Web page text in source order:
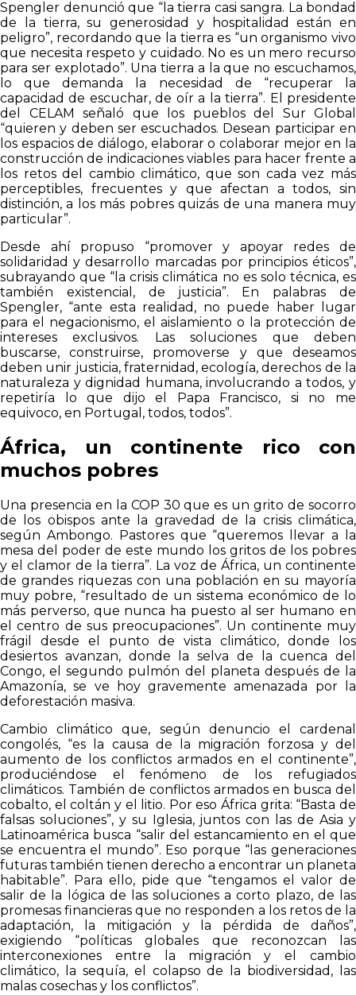
Spengler denunció que “la tierra casi sangra. La bondad
de la tierra, su generosidad y hospitalidad están en
peligro”, recordando que la tierra es “un organismo vivo
que necesita respeto y cuidado. No es un mero recurso
para ser explotado”. Una tierra a la que no escuchamos,
lo que demanda la necesidad de “recuperar la
capacidad de escuchar, de oír a la tierra”. El presidente
del CELAM señaló que los pueblos del Sur Global
“quieren y deben ser escuchados. Desean participar en
los espacios de diálogo, elaborar o colaborar mejor en la
construcción de indicaciones viables para hacer frente a
los retos del cambio climático, que son cada vez más
perceptibles, frecuentes y que afectan a todos, sin
distinción, a los más pobres quizás de una manera muy
particular”.
Desde ahí propuso “promover y apoyar redes de
solidaridad y desarrollo marcadas por principios éticos”,
subrayando que “la crisis climática no es solo técnica, es
también existencial, de justicia”. En palabras de
Spengler, “ante esta realidad, no puede haber lugar
para el negacionismo, el aislamiento o la protección de
intereses exclusivos. Las soluciones que deben
buscarse, construirse, promoverse y que deseamos
deben unir justicia, fraternidad, ecología, derechos de la
naturaleza y dignidad humana, involucrando a todos, y
repetiría lo que dijo el Papa Francisco, si no me
equivoco, en Portugal, todos, todos”.
África, un continente rico con
muchos pobres
Una presencia en la COP 30 que es un grito de socorro
de los obispos ante la gravedad de la crisis climática,
según Ambongo. Pastores que “queremos llevar a la
mesa del poder de este mundo los gritos de los pobres
y el clamor de la tierra”. La voz de África, un continente
de grandes riquezas con una población en su mayoría
muy pobre, “resultado de un sistema económico de lo
más perverso, que nunca ha puesto al ser humano en
el centro de sus preocupaciones”. Un continente muy
frágil desde el punto de vista climático, donde los
desiertos avanzan, donde la selva de la cuenca del
Congo, el segundo pulmón del planeta después de la
Amazonía, se ve hoy gravemente amenazada por la
deforestación masiva.
Cambio climático que, según denuncio el cardenal
congolés, “es la causa de la migración forzosa y del
aumento de los conflictos armados en el continente”,
produciéndose el fenómeno de los refugiados
climáticos. También de conflictos armados en busca del
cobalto, el coltán y el litio. Por eso África grita: “Basta de
falsas soluciones”, y su Iglesia, juntos con las de Asia y
Latinoamérica busca “salir del estancamiento en el que
se encuentra el mundo”. Eso porque “las generaciones
futuras también tienen derecho a encontrar un planeta
habitable”. Para ello, pide que “tengamos el valor de
salir de la lógica de las soluciones a corto plazo, de las
promesas financieras que no responden a los retos de la
adaptación, la mitigación y la pérdida de daños”,
exigiendo “políticas globales que reconozcan las
interconexiones entre la migración y el cambio
climático, la sequía, el colapso de la biodiversidad, las
malas cosechas y los conflictos”.